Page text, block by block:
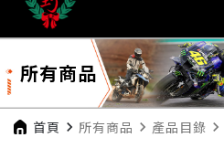
所有商品
首頁 navigate_next 所有商品 navigate_next 產品目錄 navigate_next